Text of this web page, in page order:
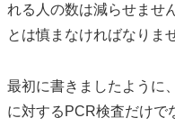
れる人の数は減らせませ
とは慎まなければなりま
最初に書きましたように
に対するPCR検査だけで